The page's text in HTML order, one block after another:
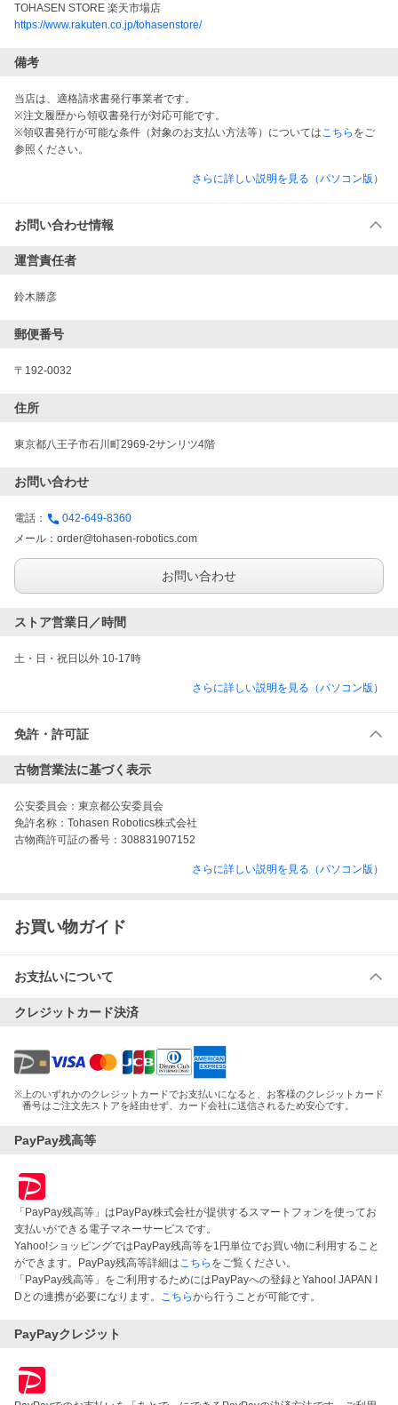
TOHASEN STORE 楽天市場店
https://www.rakuten.co.jp/tohasenstore/
備考
当店は、適格請求書発行事業者です。
※注文履歴から領収書発行が対応可能です。
※領収書発行が可能な条件（対象のお支払い方法等）については こちら をご
参照ください。
さらに詳しい説明を見る（パソコン版）
お問い合わせ情報
運営責任者
鈴木勝彦
郵便番号
〒192-0032
住所
東京都八王子市石川町2969-2サンリツ4階
お問い合わせ
電話：
042-649-8360
メール： order@tohasen-robotics.com
お問い合わせ
ストア営業日／時間
土・日・祝日以外 10-17時
さらに詳しい説明を見る（パソコン版）
免許・許可証
古物営業法に基づく表示
公安委員会： 東京都公安委員会
免許名称： Tohasen Robotics株式会社
古物商許可証の番号： 308831907152
さらに詳しい説明を見る（パソコン版）
お買い物ガイド
お支払いについて
クレジットカード決済
※ 上のいずれかのクレジットカードでお支払いになると、お客様のクレジットカード
番号はご注文先ストアを経由せず、カード会社に送信されるため安心です。
PayPay残高等
「PayPay残高等」はPayPay株式会社が提供するスマートフォンを使ってお
支払いができる電子マネーサービスです。
Yahoo!ショッピングではPayPay残高等を1円単位でお買い物に利用すること
ができます。PayPay残高等詳細は こちら をご覧ください。
「PayPay残高等」をご利用するためにはPayPayへの登録とYahoo! JAPAN I
Dとの連携が必要になります。
こちらから行うことが可能です。
PayPayクレジット